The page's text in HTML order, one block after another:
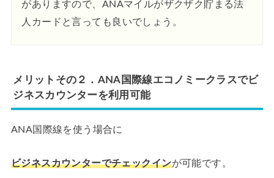
がありますので、ANAマイルがザクザク貯まる法
人カードと言っても良いでしょう。
メリットその２．ANA国際線エコノミークラスでビ
ジネスカウンターを利用可能
ANA国際線を使う場合に
ビジネスカウンターでチェックインが可能です。